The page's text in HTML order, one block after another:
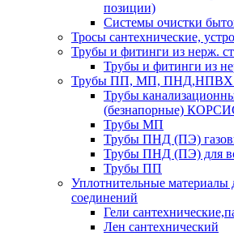
позиции)
Системы очистки
Тросы сантехнические,
Трубы и фитинги из нерж.
Трубы и фитинги из
Трубы ПП, МП, ПНД,НПВХ
Трубы
(безнапорные)
Трубы МП
Трубы ПНД (ПЭ)
Трубы ПНД (ПЭ) для
Трубы ПП
Уплотнительные материалы
соединений
Гели
Лен сантехнический